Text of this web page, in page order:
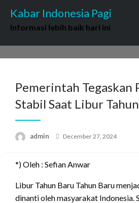
content
Kabar Indonesia Pagi
Informasi lebih baik hari ini
Pemerintah Tegaskan
Stabil Saat Libur
admin
Posted
December 27, 2024
*) Oleh : Sefian Anwar
Libur Tahun Baru Tahun Baru
dinanti oleh masyarakat Indonesia.